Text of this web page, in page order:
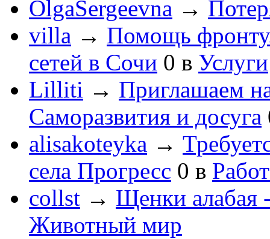
OlgaSergeevna →
villa → Помощь
сетей в Сочи 0 в Услуги
Lilliti → Приглашаем
Саморазвития и досуга
alisakoteyka →
села Прогресс 0 в
collst → Щенки алабая
Животный мир